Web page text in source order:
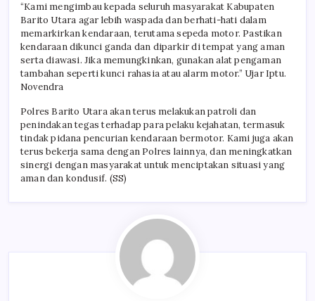
“Kami mengimbau kepada seluruh masyarakat Kabupaten
Barito Utara agar lebih waspada dan berhati-hati dalam
memarkirkan kendaraan, terutama sepeda motor. Pastikan
kendaraan dikunci ganda dan diparkir di tempat yang aman
serta diawasi. Jika memungkinkan, gunakan alat pengaman
tambahan seperti kunci rahasia atau alarm motor.” Ujar Iptu.
Novendra
Polres Barito Utara akan terus melakukan patroli dan
penindakan tegas terhadap para pelaku kejahatan, termasuk
tindak pidana pencurian kendaraan bermotor. Kami juga akan
terus bekerja sama dengan Polres lainnya, dan meningkatkan
sinergi dengan masyarakat untuk menciptakan situasi yang
aman dan kondusif. (SS)